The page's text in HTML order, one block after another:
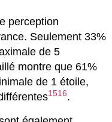
perception
Seulement 33%
de 5
montre que 61%
de 1 étoile,
1516.